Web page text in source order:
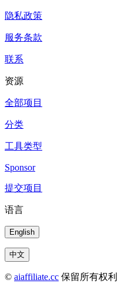
隐私政策
服务条款
联系
资源
全部项目
分类
工具类型
Sponsor
提交项目
语言
English
中文
© aiaffiliate.cc 保留所有权利